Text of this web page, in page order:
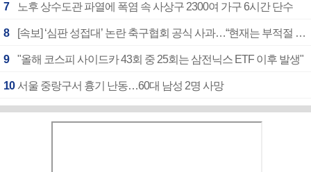
7 노후 상수도관 파열에 폭염 속 사상구 2300여 가구 6시간 단수
8 [속보] ‘심판 성접대’ 논란 축구협회 공식 사과…“현재는 부적절 행위 없어”
9 "올해 코스피 사이드카 43회 중 25회는 삼전닉스 ETF 이후 발생"
10 서울 중랑구서 흉기 난동…60대 남성 2명 사망